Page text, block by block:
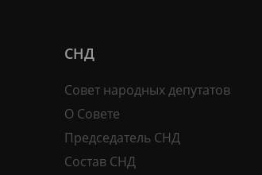
СНД
Совет народных депутатов
О Совете
Председатель СНД
Состав СНД